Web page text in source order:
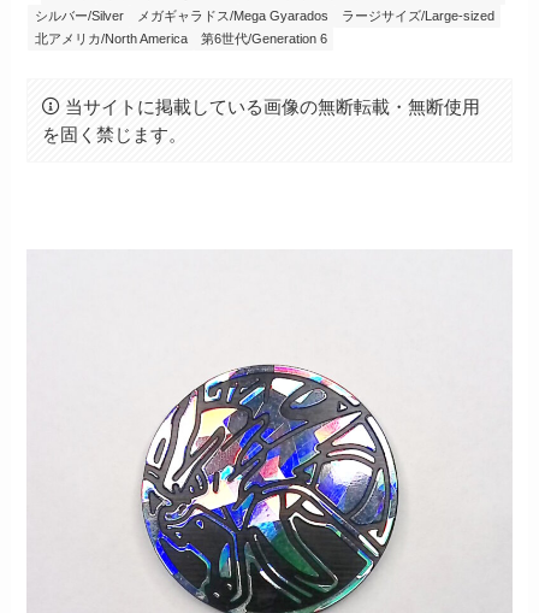
シルバー/Silver
メガギャラドス/Mega Gyarados
ラージサイズ/Large-sized
北アメリカ/North America
第6世代/Generation 6
当サイトに掲載している画像の無断転載・無断使用
を固く禁じます。